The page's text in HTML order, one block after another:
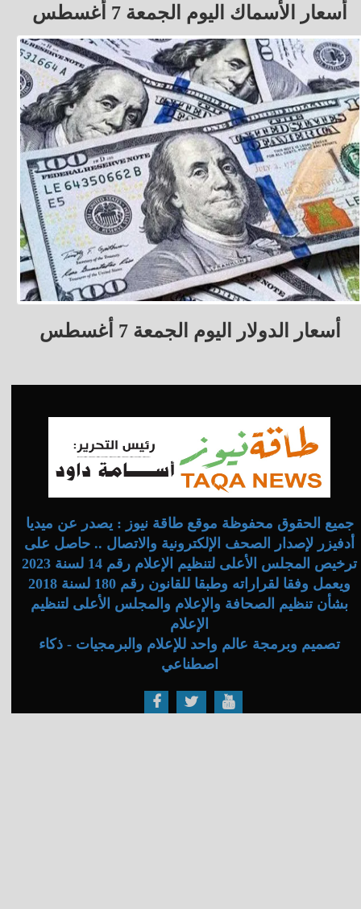
أسعار الأسماك اليوم الجمعة 7 أغسطس
أسعار الدولار اليوم الجمعة 7 أغسطس
جميع الحقوق محفوظة موقع طاقة نيوز : يصدر عن ميديا
أدفيزر لإصدار الصحف الإلكترونية والاتصال .. حاصل على
ترخيص المجلس الأعلى لتنظيم الإعلام رقم 14 لسنة 2023
ويعمل وفقا لقراراته وطبقا للقانون رقم 180 لسنة 2018
بشأن تنظيم الصحافة والإعلام والمجلس الأعلى لتنظيم
الإعلام
تصميم وبرمجة عالم واحد للإعلام والبرمجيات - ذكاء
اصطناعي